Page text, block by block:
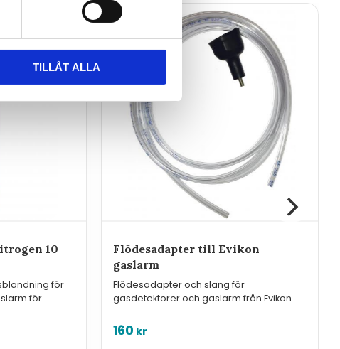
TILLÅT ALLA
10
för
för
Flödesadapter till Evikon
gaslarm
Flödesadapter och slang för
gasdetektorer och gaslarm från Evikon
160 kr